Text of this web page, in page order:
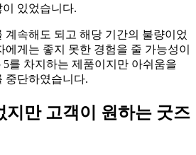
있었습니다.
계속해도 되고 해당 기간의 불량이었
게는 좋지 못한 경험을 줄 가능성이
5를 차지하는 제품이지만 아쉬움을
중단하였습니다.
지만 고객이 원하는 굿즈